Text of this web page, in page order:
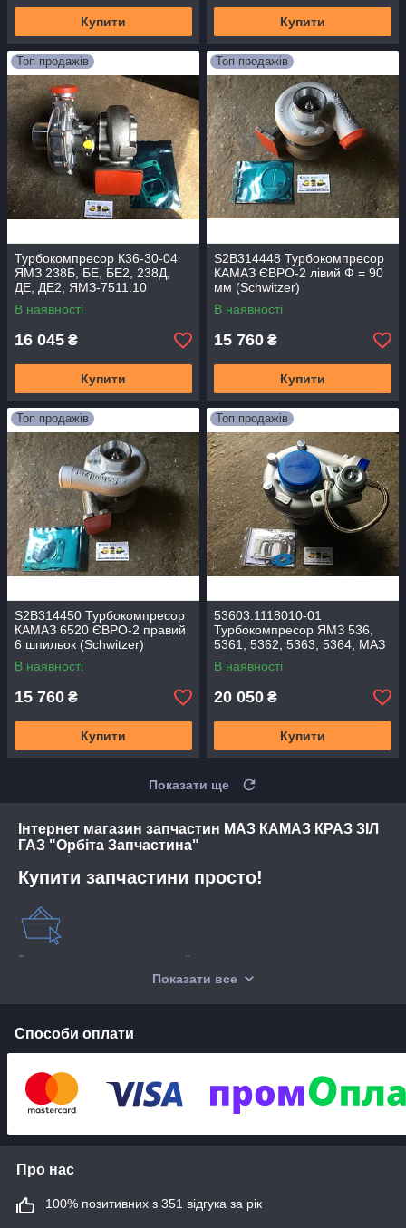
Купити Купити
Топ продажів
Турбокомпресор К36-30-04
ЯМЗ 238Б, БЕ, БЕ2, 238Д,
ДЕ, ДЕ2, ЯМЗ-7511.10
(Turbocharger)
В наявності
16 045 ₴
Купити
Топ продажів
S2B314448 Турбокомпресор
КАМАЗ ЄВРО-2 лівий Ф = 90
мм (Schwitzer)
S2B/7624TAE/0.76D9
В наявності
15 760 ₴
Купити
Топ продажів
S2B314450 Турбокомпресор
КАМАЗ 6520 ЄВРО-2 правий
6 шпильок (Schwitzer)
S2B/7624TAE/0.76D9
В наявності
15 760 ₴
Купити
Топ продажів
53603.1118010-01
Турбокомпресор ЯМЗ 536,
5361, 5362, 5363, 5364, МАЗ
ЄВРО-5 (Suotepower)
ТКР-80.05.13.01
В наявності
20 050 ₴
Купити
Показати ще
Інтернет магазин запчастин МАЗ КАМАЗ КРАЗ ЗІЛ
ГАЗ "Орбіта Запчастина"
Купити запчастини просто!
Залиште заявку в кошику сайту
Самовивіз або доставка по Україні
Показати все
Способи оплати
Про нас
100% позитивних з 351 відгука за рік